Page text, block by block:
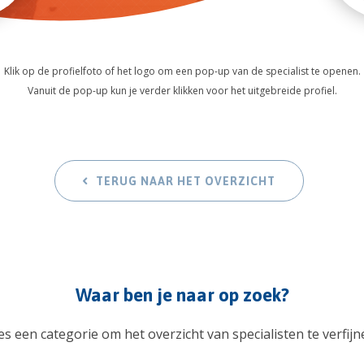
Klik op de profielfoto of het logo om een pop-up van de specialist te openen.
Vanuit de pop-up kun je verder klikken voor het uitgebreide profiel.
TERUG NAAR HET OVERZICHT
Waar ben je naar op zoek?
een categorie om het overzicht van specialisten te